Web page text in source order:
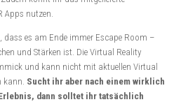
Apps nutzen.
dass es am Ende immer Escape Room –
und Stärken ist. Die Virtual Reality
und kann nicht mit aktuellen Virtual
kann. Sucht ihr aber nach einem wirklich
dann solltet ihr tatsächlich